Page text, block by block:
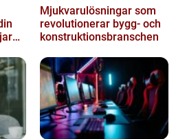
Mjukvarulösningar som
revolutionerar bygg- och
konstruktionsbranschen